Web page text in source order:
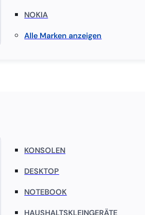
NOKIA
Alle Marken anzeigen
KONSOLEN
DESKTOP
NOTEBOOK